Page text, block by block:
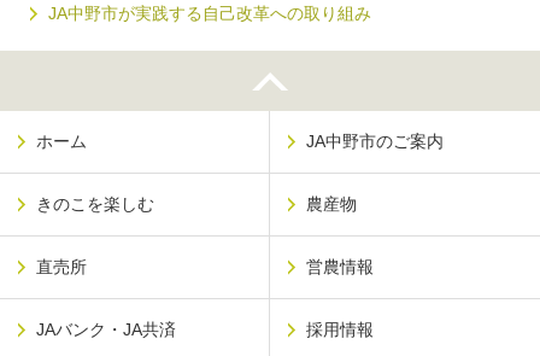
JA中野市が実践する自己改革への取り組み
ホーム JA中野市のご案内
きのこを楽しむ 農産物
直売所 営農情報
JAバンク・JA共済 採用情報